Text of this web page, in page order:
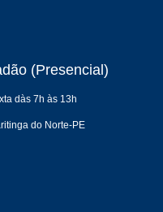
(Presencial)
dàs 7h às 13h
do Norte-PE